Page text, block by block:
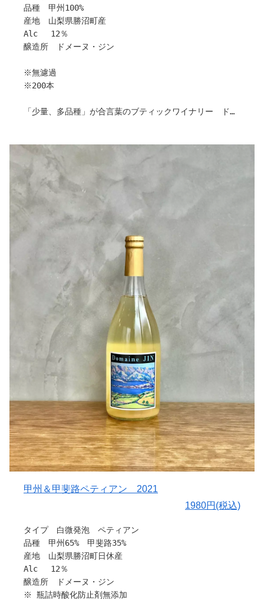
〇料理との相性
鶏肉、豚肉全般、スモーク料理、ローストビーフ、生ハム
やバター、オリーブオイル、チーズなども合います。
引用：ドメーヌ・ジン
品種 甲州100%
産地 山梨県勝沼町産
Alc 12％
醸造所 ドメーヌ・ジン
※無濾過
※200本
「少量、多品種」が合言葉のブティックワイナリー ドメ
栽培から販売まで、すべてお一人で作業されているため、
各種ワインの製造本数が少なく、希少性が高いワイナリー
ですが、こだわりいっぱいのワインです。
是非沢山の方に飲んでいただきたいです！
完熟感が香りで伝わるくらいに果実味があります！
甲州特有の伸びやかな酸味があるんですが、ミネラル感も
あり程よい苦みが芯のあるワインをつくっています。
香りの中に「梨」を連想させ、みずみずしく、さっぱり！
飲み飽きさせないそんなワインです。
料理にも合う！香りの引き出しがとても素晴らしい！お値
段も良心的！
常備ワイン決定です(^^)
作り手さんから
〇ぶどうについて
勝沼町産の10月上旬に収穫された完熟甲州のみを使用しま
〇栽培と醸造について
短時間のスキンコンタクトと低温発酵により香りを引き出
し、無ろ過にて仕上げました。
〇味わい
甲州らしい香りと豊かな酸味があります。
和食、特にかけソバや白菜と油揚げの煮物など薄味の出汁
味によく合います。
〇ヒトコト
無濾過製造の為オリが沈殿する場合がありますが、品質に
問題ありません。
甲州＆甲斐路ペティアン 2021
1980円(税込)
タイプ 白微発泡 ペティアン
品種 甲州65% 甲斐路35%
産地 山梨県勝沼町日休産
Alc 12％
醸造所 ドメーヌ・ジン
※ 瓶詰時酸化防止剤無添加